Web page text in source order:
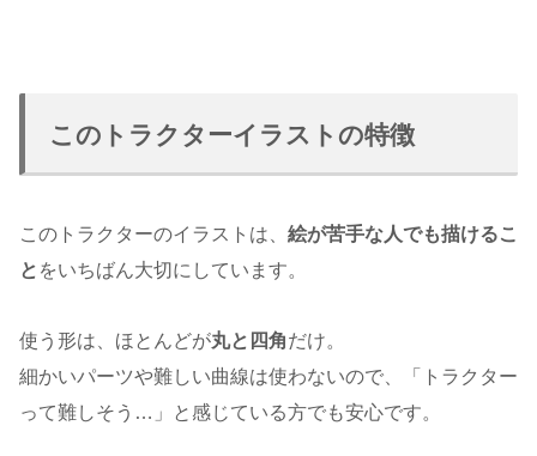
このトラクターイラストの特徴
このトラクターのイラストは、 絵が苦手な人でも描けるこ
と をいちばん大切にしています。
使う形は、ほとんどが丸と四角だけ。
細かいパーツや難しい曲線は使わないので、「トラクター
って難しそう…」と感じている方でも安心です。